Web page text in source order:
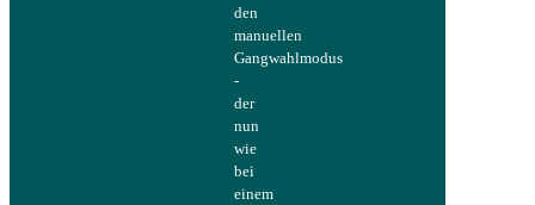
den
manuellen
Gangwahlmodus
-
der
nun
wie
bei
einem